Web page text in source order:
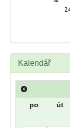
Kalendář
po út